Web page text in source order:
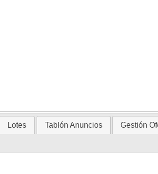
Lotes Tablón Anuncios Gestión